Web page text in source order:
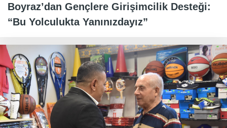
Boyraz’dan Gençlere Girişimcilik Desteği:
“Bu Yolculukta Yanınızdayız”